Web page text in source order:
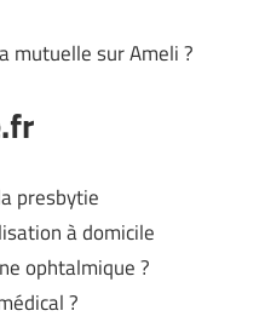
mutuelle sur Ameli ?
presbytie
à domicile
ophtalmique ?
?